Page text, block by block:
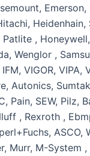
,
Wenglor ,
VIGOR, VIPA,
Autonics,
Pain, SEW, Pilz,
, Rexroth ,
ASCO,
Murr, M-System ,